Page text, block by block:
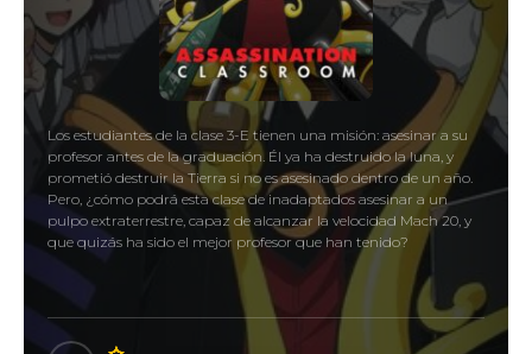
Los estudiantes de la clase 3-E tienen una misión: asesinar a su
profesor antes de la graduación. Él ya ha destruido la luna, y
prometió destruir la Tierra si no es asesinado dentro de un año.
Pero, ¿cómo podrá esta clase de inadaptados asesinar a un
pulpo extraterrestre, capaz de alcanzar la velocidad Mach 20, y
que quizás ha sido el mejor profesor que han tenido?